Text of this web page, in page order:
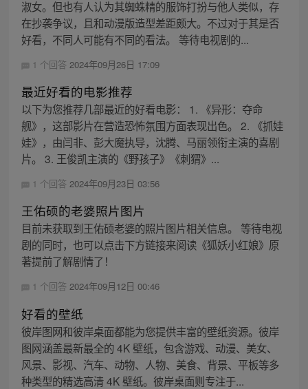
淑女。但也有人认为其蜘蛛精的服饰打扮与他人类似，存
在抄袭争议，且和动漫版造型差距颇大。不过对于其是否
好看，不同人可能有不同的看法。 等待电视剧的...
1 个回答 2024年09月26日 17:09
最近好看的电影推荐
以下为您推荐几部最近的好看电影： 1. 《异形：夺命
舰》，这部影片在营造恐怖氛围方面表现出色。 2. 《抓娃
娃》，由闫非、彭大魔执导，沈腾、马丽领衔主演的喜剧
片。 3. 王俊凯主演的《野孩子》《刺猬》...
1 个回答 2024年09月23日 03:56
王佑硕的老婆照片图片
目前未获取到王佑硕老婆的照片图片相关信息。 等待电视
剧的同时，也可以点击下方链接来阅读《狐妖小红娘》原
著提前了解剧情了！
1 个回答 2024年09月12日 00:46
好看的壁纸
彼岸图网和彼岸桌面都能为您提供丰富的壁纸资源。彼岸
图网涵盖最新最全的 4K 壁纸，包含游戏、动漫、美女、
风景、影视、汽车、动物、人物、美食、背景、平板等多
种类型的精选高清 4K 壁纸。彼岸桌面则专注于...